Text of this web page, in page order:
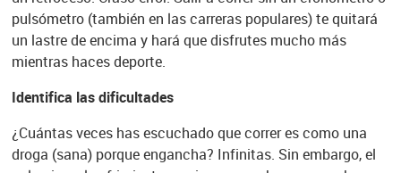
pulsómetro (también en las carreras populares) te quitará
un lastre de encima y hará que disfrutes mucho más
mientras haces deporte.
Identifica las dificultades
¿Cuántas veces has escuchado que correr es como una
droga (sana) porque engancha? Infinitas. Sin embargo, el